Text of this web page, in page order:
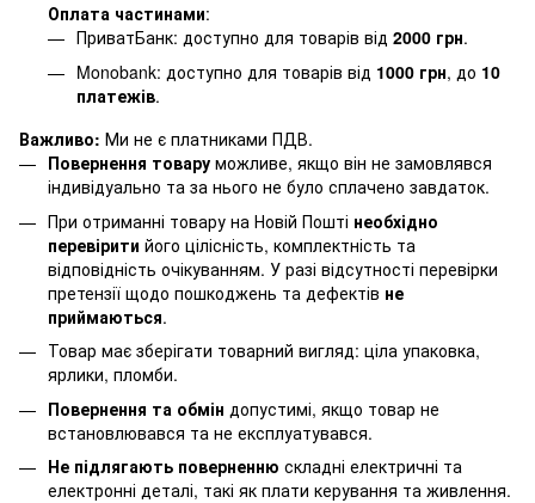
Оплата частинами:
ПриватБанк: доступно для товарів від 2000 грн.
Monobank: доступно для товарів від 1000 грн, до 10
платежів.
Важливо: Ми не є платниками ПДВ.
Повернення товару можливе, якщо він не замовлявся
індивідуально та за нього не було сплачено завдаток.
При отриманні товару на Новій Пошті необхідно
перевірити його цілісність, комплектність та
відповідність очікуванням. У разі відсутності перевірки
претензії щодо пошкоджень та дефектів не
приймаються.
Товар має зберігати товарний вигляд: ціла упаковка,
ярлики, пломби.
Повернення та обмін допустимі, якщо товар не
встановлювався та не експлуатувався.
Не підлягають поверненню складні електричні та
електронні деталі, такі як плати керування та живлення.